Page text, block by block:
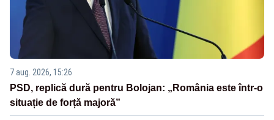
7 aug. 2026, 15:26
PSD, replică dură pentru Bolojan: „România este într-o
situație de forță majoră”